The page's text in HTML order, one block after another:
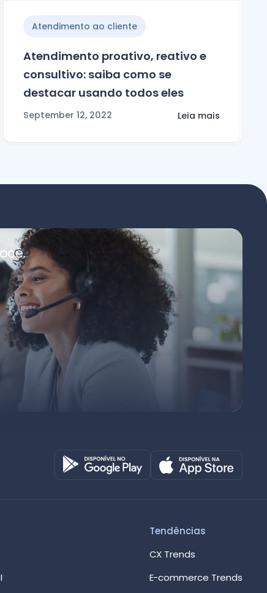
Atendimento ao cliente
Atendimento proativo, reativo e
consultivo: saiba como se
destacar usando todos eles
September 12, 2022 Leia mais
Tendências
CX Trends
E-commerce Trends
Octadesk
Online agora